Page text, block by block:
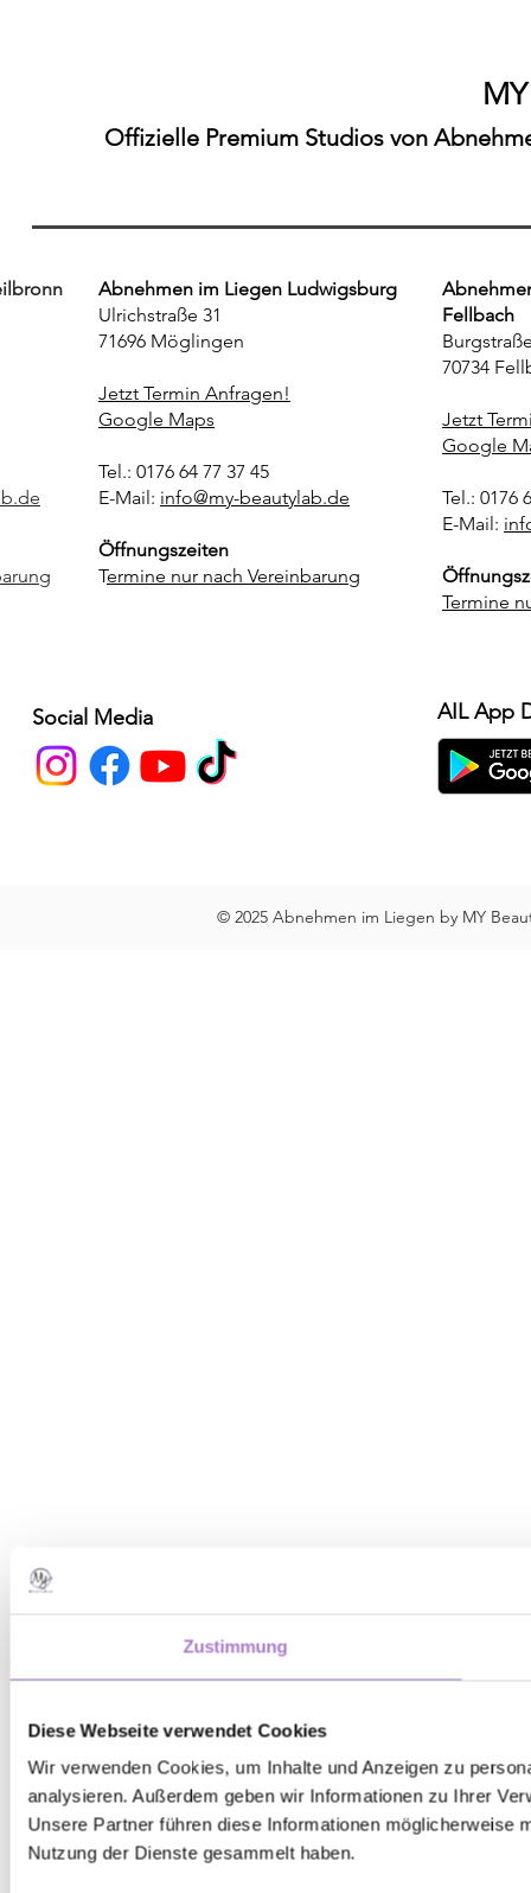
Zustimmung
Diese Webseite verwendet Cookies
Wir verwenden Cookies, um Inhalte und Anzeigen zu
analysieren. Außerdem geben wir Informationen zu Ihrer
Unsere Partner führen diese Informationen möglicherweise
Nutzung der Dienste gesammelt haben.
Offizielle Premium Studios von
Abnehmen im Liegen Ludwigsburg
Ulrichstraße 31
71696 Möglingen
Jetzt Termin Anfragen!
Google Maps
Tel.: 0176 64 77 37 45
E-Mail: info@my-beautylab.de
Öffnungszeiten
Termine nur nach Vereinbarung
Fellbach
70734
Jetzt
Google
Tel.: 0176
E-Mail:
Termine
Social Media AIL App
© 2025 Abnehmen im Liegen by MY